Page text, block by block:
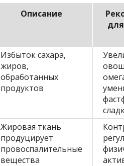
Описание
Избыток сахара,
жиров,
обработанных
продуктов
Жировая ткань
продуцирует
провоспалительные
вещества